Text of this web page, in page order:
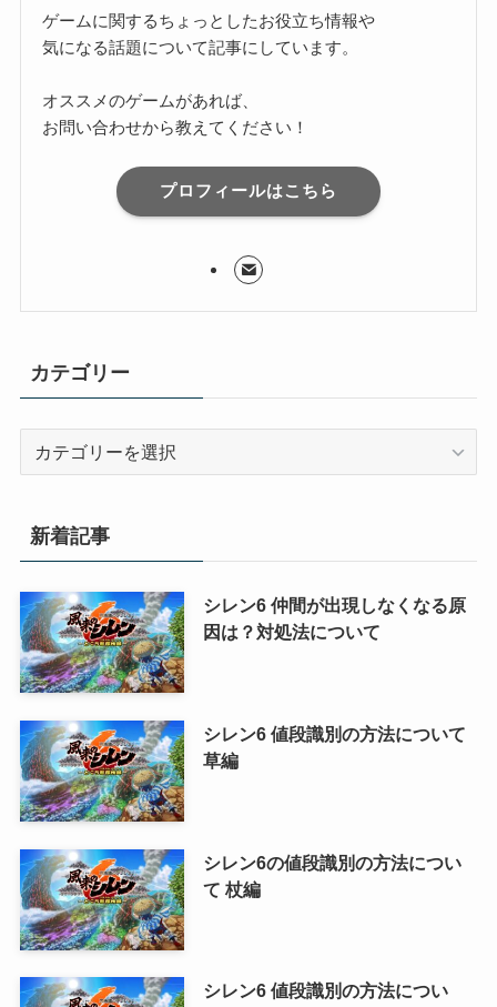
ゲームに関するちょっとしたお役立ち情報や
気になる話題について記事にしています。
オススメのゲームがあれば、
お問い合わせから教えてください！
プロフィールはこちら
カテゴリー
リ
ー
新着記事
シレン6 仲間が出現しなくなる原
因は？対処法について
シレン6 値段識別の方法について
草編
シレン6の値段識別の方法につい
て 杖編
シレン6 値段識別の方法につい